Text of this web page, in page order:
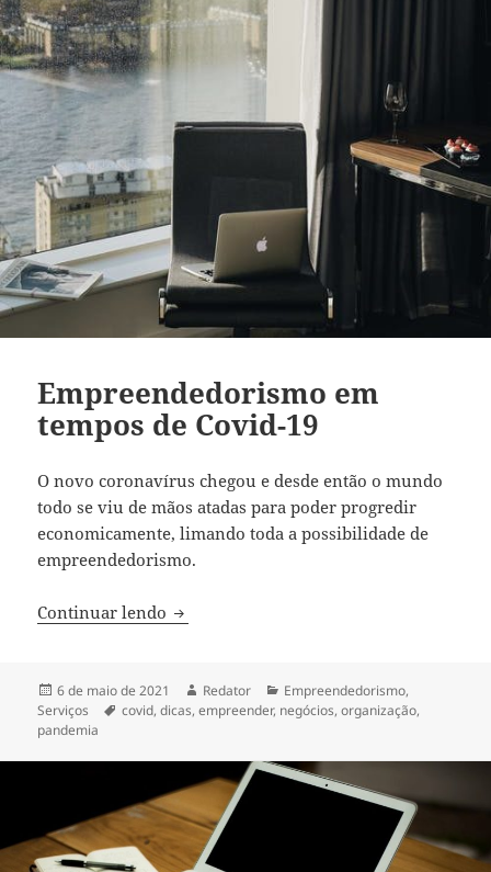
Empreendedorismo em
tempos de Covid-19
O novo coronavírus chegou e desde então o mundo
todo se viu de mãos atadas para poder progredir
economicamente, limando toda a possibilidade de
empreendedorismo.
Continuar lendo Empreendedorismo em tempos de
Publicado
em
6 de maio de 2021 Autor
Redator Categorias
Empreendedorismo,
Serviços
Tags
covid,dicas,empreender, negócios,organização,
pandemia